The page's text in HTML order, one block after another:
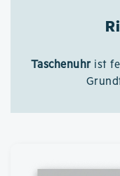
Taschenuhr ist